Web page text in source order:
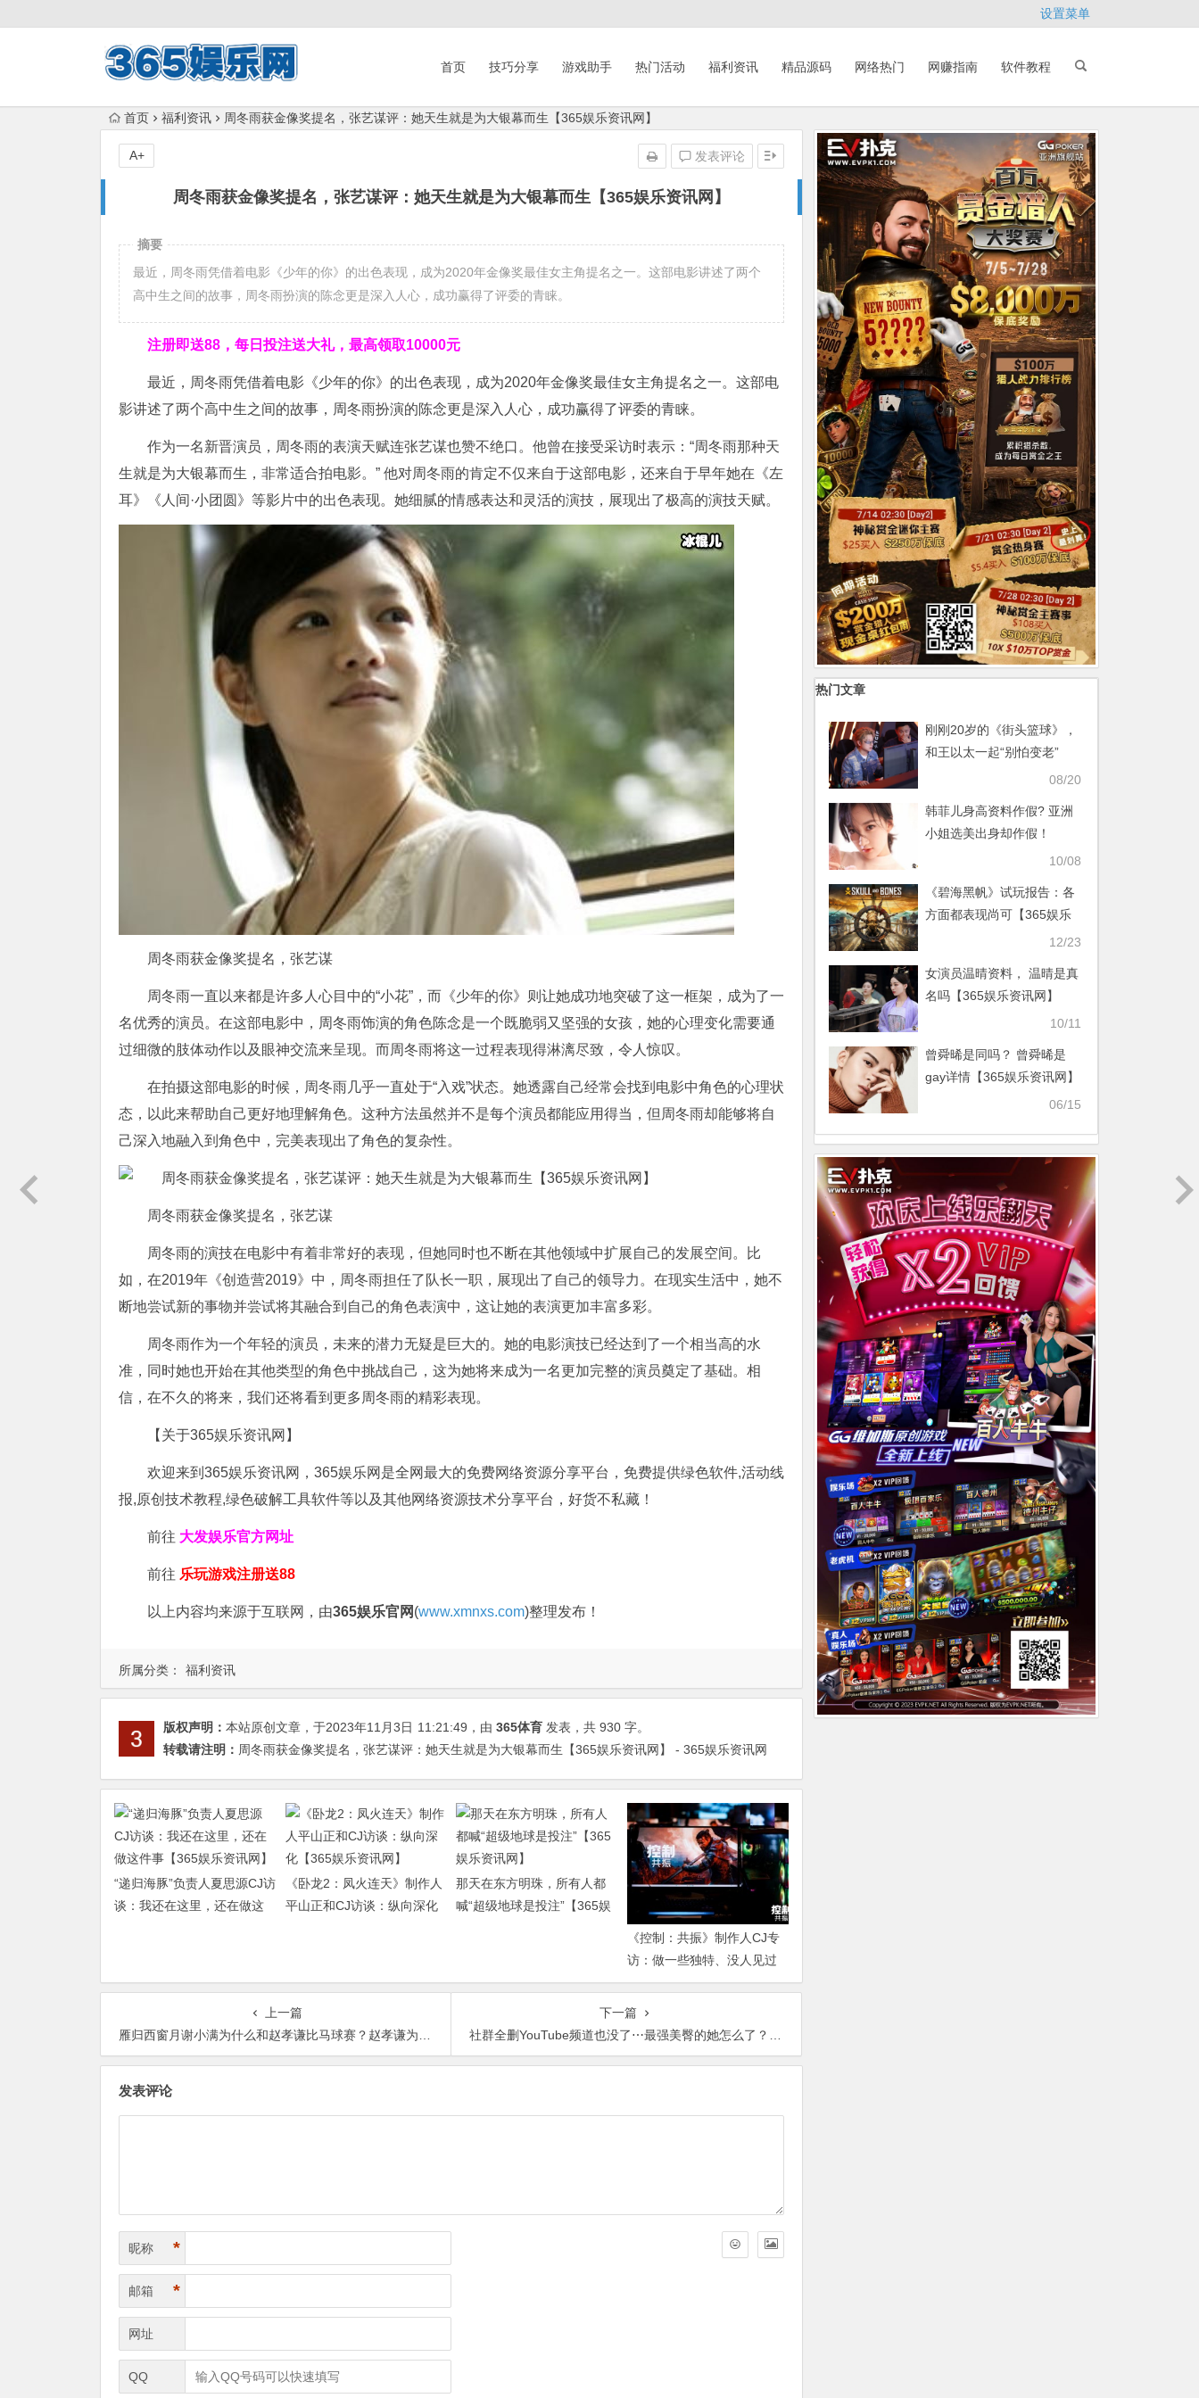
设置菜单
首页 技巧分享 游戏助手 热门活动 福利资讯 精品源码 网络热门 网赚指南 软件教程
首页 福利资讯 周冬雨获金像奖提名，张艺谋评：她天生就是为大银幕而生【365娱乐资讯网】
周冬雨获金像奖提名，张艺谋评：她天生就是为大银幕而生【365娱乐资讯网】
发表评论
A+
所属分类： 福利资讯
摘要
最近，周冬雨凭借着电影《少年的你》的出色表现，成为2020年金像奖最佳女主角提名之一。这部电影讲述了两个
高中生之间的故事，周冬雨扮演的陈念更是深入人心，成功赢得了评委的青睐。
注册即送88， 每日投注送大礼，最高领取10000元
最近，周冬雨凭借着电影《少年的你》的出色表现，成为2020年金像奖最佳女主角提名之一。这部电
影讲述了两个高中生之间的故事，周冬雨扮演的陈念更是深入人心，成功赢得了评委的青睐。
作为一名新晋演员，周冬雨的表演天赋连张艺谋也赞不绝口。他曾在接受采访时表示：“周冬雨那种天
生就是为大银幕而生，非常适合拍电影。” 他对周冬雨的肯定不仅来自于这部电影，还来自于早年她在《左
耳》《人间·小团圆》等影片中的出色表现。她细腻的情感表达和灵活的演技，展现出了极高的演技天赋。
周冬雨获金像奖提名，张艺谋
周冬雨一直以来都是许多人心目中的“小花”，而《少年的你》则让她成功地突破了这一框架，成为了一
名优秀的演员。在这部电影中，周冬雨饰演的角色陈念是一个既脆弱又坚强的女孩，她的心理变化需要通
过细微的肢体动作以及眼神交流来呈现。而周冬雨将这一过程表现得淋漓尽致，令人惊叹。
在拍摄这部电影的时候，周冬雨几乎一直处于“入戏”状态。她透露自己经常会找到电影中角色的心理状
态，以此来帮助自己更好地理解角色。这种方法虽然并不是每个演员都能应用得当，但周冬雨却能够将自
己深入地融入到角色中，完美表现出了角色的复杂性。
周冬雨获金像奖提名，张艺谋
周冬雨的演技在电影中有着非常好的表现，但她同时也不断在其他领域中扩展自己的发展空间。比
如，在2019年《创造营2019》中，周冬雨担任了队长一职，展现出了自己的领导力。在现实生活中，她不
断地尝试新的事物并尝试将其融合到自己的角色表演中，这让她的表演更加丰富多彩。
周冬雨作为一个年轻的演员，未来的潜力无疑是巨大的。她的电影演技已经达到了一个相当高的水
准，同时她也开始在其他类型的角色中挑战自己，这为她将来成为一名更加完整的演员奠定了基础。相
信，在不久的将来，我们还将看到更多周冬雨的精彩表现。
【关于365娱乐资讯网】
欢迎来到365娱乐资讯网，365娱乐网是全网最大的免费网络资源分享平台，免费提供绿色软件,活动线
报,原创技术教程,绿色破解工具软件等以及其他网络资源技术分享平台，好货不私藏！
前往 大发娱乐官方网址
前往 乐玩游戏注册送88
以上内容均来源于互联网，由365娱乐官网 (www.xmnxs.com)整理发布！
版权声明： 本站原创文章，于2023年11月3日 11:21:49 ，由 365体育 发表，共 930 字。
转载请注明： 周冬雨获金像奖提名，张艺谋评：她天生就是为大银幕而生【365娱乐资讯网】 - 365娱乐资讯网
“递归海豚”负责人夏思源CJ访
谈：我还在这里，还在做这
《卧龙2：凤火连天》制作人
平山正和CJ访谈：纵向深化
那天在东方明珠，所有人都
喊“超级地球是投注”【365娱
《控制：共振》制作人CJ专
访：做一些独特、没人见过
的东西【365娱乐资讯网】
上一篇
雁归西窗月谢小满为什么和赵孝谦比马球赛？赵孝谦为什么准备放下谢【365娱乐资讯网】
下一篇
社群全删YouTube频道也没了⋯最强美臀的她怎么了？【365娱乐资讯网】
发表评论
昵称 *
邮箱 *
网址
QQ
热门文章
刚刚20岁的《街头篮球》，
和王以太一起“别怕变老”
08/20
韩菲儿身高资料作假? 亚洲
小姐选美出身却作假！
10/08
《碧海黑帆》试玩报告：各
方面都表现尚可【365娱乐
12/23
女演员温晴资料， 温晴是真
名吗【365娱乐资讯网】
10/11
曾舜晞是同吗？ 曾舜晞是
gay详情【365娱乐资讯网】
06/15